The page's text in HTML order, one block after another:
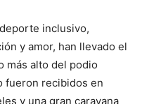
inclusivo,
y amor, han llevado el
más alto del podio
fueron recibidos en
y una gran caravana